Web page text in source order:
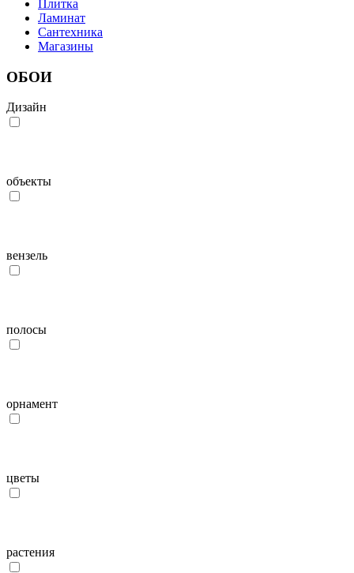
Плитка
Ламинат
Сантехника
Магазины
ОБОИ
Дизайн
объекты
вензель
полосы
орнамент
цветы
растения